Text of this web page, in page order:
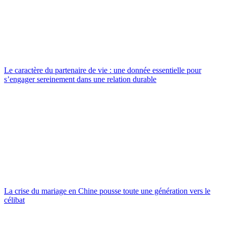
Le caractère du partenaire de vie : une donnée essentielle pour
s’engager sereinement dans une relation durable
La crise du mariage en Chine pousse toute une génération vers le
célibat